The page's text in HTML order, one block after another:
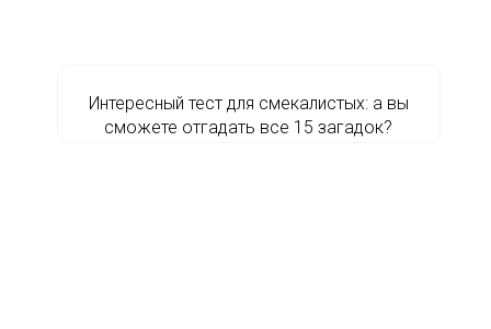
Интересный тест для смекалистых: а вы
сможете отгадать все 15 загадок?